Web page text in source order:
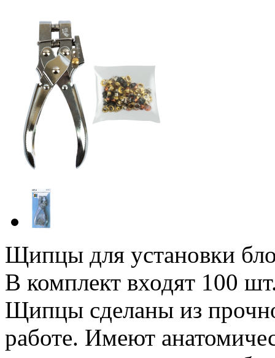
Щипцы для установки
В комплект входят 100
Щипцы сделаны из
работе. Имеют